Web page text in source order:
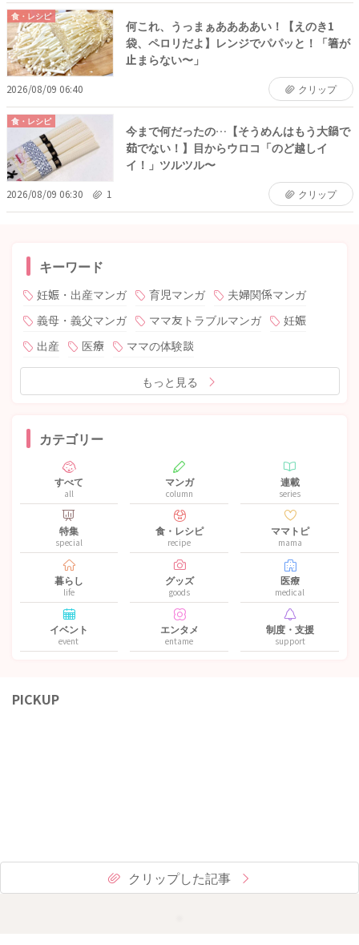
食・レシピ
何これ、うっまぁああああい！【えのき1
袋、ペロリだよ】レンジでパパッと！「箸が
止まらない〜」
2026/08/09 06:40 クリップ
食・レシピ
今まで何だったの…【そうめんはもう大鍋で
茹でない！】目からウロコ「のど越しイ
イ！」ツルツル〜
2026/08/09 06:30 1 クリップ
キーワード
妊娠・出産マンガ 育児マンガ
夫婦関係マンガ
義母・義父マンガ
ママ友トラブルマンガ
妊娠
出産
医療 ママの体験談
もっと見る
カテゴリー
すべて
all
マンガ
column
連載
series
特集
special
食・レシピ
recipe
ママトピ
mama
暮らし
life
グッズ
goods
医療
medical
イベント
event
エンタメ
entame
制度・支援
support
PICKUP
クリップした記事